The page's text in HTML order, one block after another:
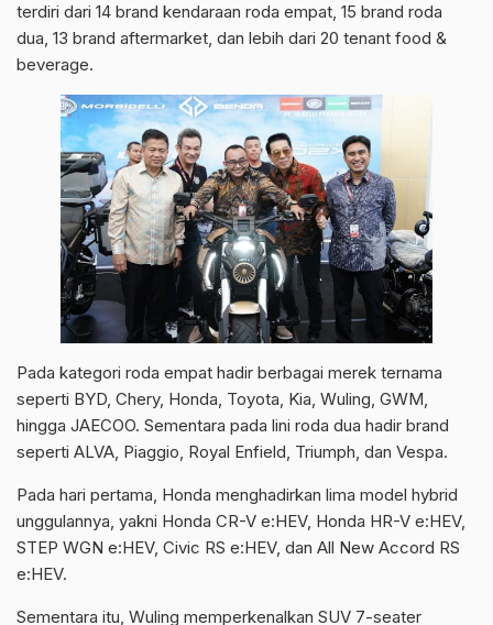
terdiri dari 14 brand kendaraan roda empat, 15 brand roda
dua, 13 brand aftermarket, dan lebih dari 20 tenant food &
beverage.
Pada kategori roda empat hadir berbagai merek ternama
seperti BYD, Chery, Honda, Toyota, Kia, Wuling, GWM,
hingga JAECOO. Sementara pada lini roda dua hadir brand
seperti ALVA, Piaggio, Royal Enfield, Triumph, dan Vespa.
Pada hari pertama, Honda menghadirkan lima model hybrid
unggulannya, yakni Honda CR-V e:HEV, Honda HR-V e:HEV,
STEP WGN e:HEV, Civic RS e:HEV, dan All New Accord RS
e:HEV.
Sementara itu, Wuling memperkenalkan SUV 7-seater